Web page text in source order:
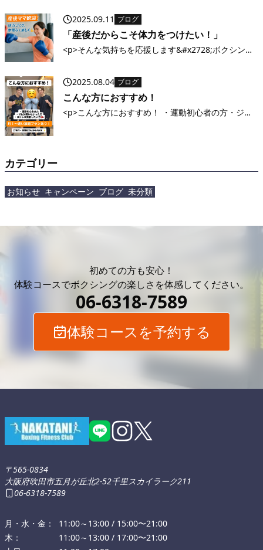
2025.09.11 ブログ
「産後だからこそ体力をつけたい！」
<p>そんな気持ちを応援します&#x2728;ボクシング
方も大歓迎！まずは気軽に体験レッスンへ
&#x1f60a; NAKAT [&hellip;]</p>
2025.08.04 ブログ
こんな方におすすめ！
<p>こんな方におすすめ！ ・運動初心者の方・ジム
カテゴリー
お知らせ キャンペーン ブログ 未分類
初めての方も安心！
体験コースでボクシングの楽しさを体感してください。
06-6318-7589
体験コースを予約する
〒565-0834
大阪府吹田市五月が丘北2-52千里スカイラーク211
06-6318-7589
月・水・金 11:00～13:00 / 15:00〜21:00
木
11:00～13:00 / 17:00〜21:00